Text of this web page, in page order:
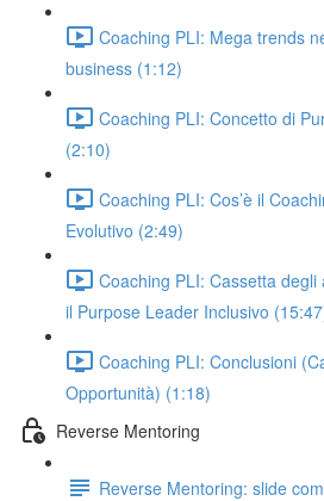
Coaching PLI: Mega trends
business (1:12)
Coaching PLI: Concetto di
(2:10)
Coaching PLI: Cos’è il
Evolutivo (2:49)
Coaching PLI: Cassetta
il Purpose Leader Inclusivo
Coaching PLI: Conclusioni
Opportunità) (1:18)
Reverse Mentoring
Reverse Mentoring: slide